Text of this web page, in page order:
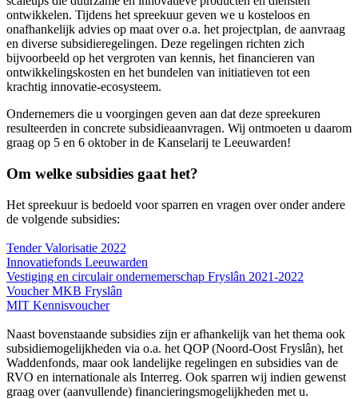
ontwikkelen. Tijdens het spreekuur geven we u kosteloos en
onafhankelijk advies op maat over o.a. het projectplan, de aanvraag
en diverse subsidieregelingen. Deze regelingen richten zich
bijvoorbeeld op het vergroten van kennis, het financieren van
ontwikkelingskosten en het bundelen van initiatieven tot een
krachtig innovatie-ecosysteem.
Ondernemers die u voorgingen geven aan dat deze spreekuren
resulteerden in concrete subsidieaanvragen. Wij ontmoeten u daarom
graag op 5 en 6 oktober in de Kanselarij te Leeuwarden!
Om welke subsidies gaat het?
Het spreekuur is bedoeld voor sparren en vragen over onder andere
de volgende subsidies:
Tender Valorisatie 2022
Innovatiefonds Leeuwarden
Vestiging en circulair ondernemerschap Fryslân 2021-2022
Voucher MKB Fryslân
MIT Kennisvoucher
Naast bovenstaande subsidies zijn er afhankelijk van het thema ook
subsidiemogelijkheden via o.a. het QOP (Noord-Oost Fryslân), het
Waddenfonds, maar ook landelijke regelingen en subsidies van de
RVO en internationale als Interreg. Ook sparren wij indien gewenst
graag over (aanvullende) financieringsmogelijkheden met u.